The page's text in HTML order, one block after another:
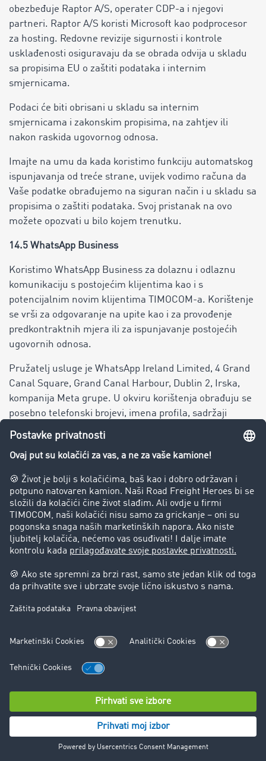
obezbeđuje Raptor A/S, operater CDP-a i njegovi
partneri. Raptor A/S koristi Microsoft kao podprocesor
za hosting. Redovne revizije sigurnosti i kontrole
usklađenosti osiguravaju da se obrada odvija u skladu
sa propisima EU o zaštiti podataka i internim
smjernicama.
Podaci će biti obrisani u skladu sa internim
smjernicama i zakonskim propisima, na zahtjev ili
nakon raskida ugovornog odnosa.
Imajte na umu da kada koristimo funkciju automatskog
ispunjavanja od treće strane, uvijek vodimo računa da
Vaše podatke obrađujemo na siguran način i u skladu sa
propisima o zaštiti podataka. Svoj pristanak na ovo
možete opozvati u bilo kojem trenutku.
14.5 WhatsApp Business
Koristimo WhatsApp Business za dolaznu i odlaznu
komunikaciju s postojećim klijentima kao i s
potencijalnim novim klijentima TIMOCOM-a. Korištenje
se vrši za odgovaranje na upite kao i za provođenje
predkontraktnih mjera ili za ispunjavanje postojećih
ugovornih odnosa.
Pružatelj usluge je WhatsApp Ireland Limited, 4 Grand
Canal Square, Grand Canal Harbour, Dublin 2, Irska,
kompanija Meta grupe. U okviru korištenja obrađuju se
posebno telefonski brojevi, imena profila, sadržaji
komunikacije kao i metapodaci.
Obrada se vrši na osnovu čl. 6 st. 1 tač. b GDPR-a ili na
Korištenje WhatsApp-a je dobrovoljno. Alternativno
možete u svakom trenutku koristiti druge načine
komunikacije.
Brisanje podataka obrađenih u okviru komunikacije vrši
se u skladu s odredbama za kontaktiranje putem e-
Ne može se isključiti da se lični podaci prenose u treće
zemlje, posebno u SAD. Dodatne informacije o obradi
https://www.whatsapp.com/legal/privacy-policy-eea
15. Mrežna analitika